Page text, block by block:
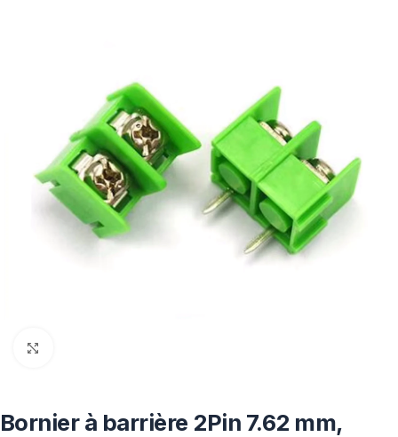
Bornier à barrière 2Pin 7.62 mm,